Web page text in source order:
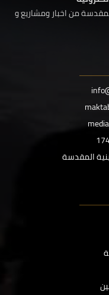
من اخبار ومشاريع و
المقدسة